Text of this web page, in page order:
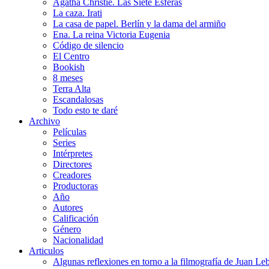
Agatha Christie. Las Siete Esferas
La caza. Irati
La casa de papel. Berlín y la dama del armiño
Ena. La reina Victoria Eugenia
Código de silencio
El Centro
Bookish
8 meses
Terra Alta
Escandalosas
Todo esto te daré
Archivo
Películas
Series
Intérpretes
Directores
Creadores
Productoras
Año
Autores
Calificación
Género
Nacionalidad
Articulos
Algunas reflexiones en torno a la filmografía de Juan